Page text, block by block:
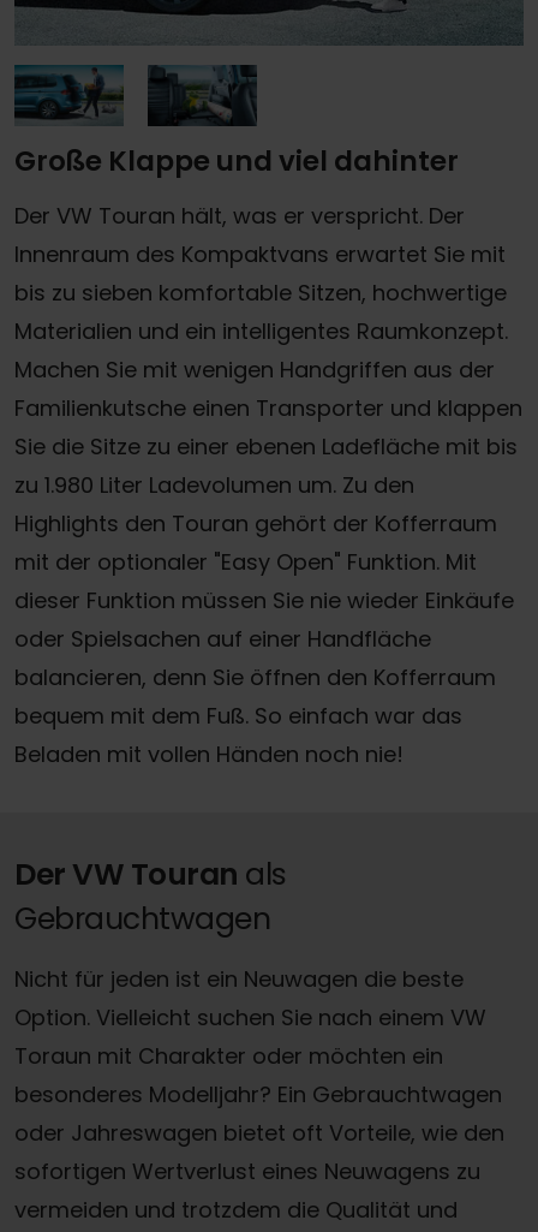
Große Klappe und viel dahinter
Der VW Touran hält, was er verspricht. Der
Innenraum des Kompaktvans erwartet Sie mit
bis zu sieben komfortable Sitzen, hochwertige
Materialien und ein intelligentes Raumkonzept.
Machen Sie mit wenigen Handgriffen aus der
Familienkutsche einen Transporter und klappen
Sie die Sitze zu einer ebenen Ladefläche mit bis
zu 1.980 Liter Ladevolumen um. Zu den
Highlights den Touran gehört der Kofferraum
mit der optionaler "Easy Open" Funktion. Mit
dieser Funktion müssen Sie nie wieder Einkäufe
oder Spielsachen auf einer Handfläche
balancieren, denn Sie öffnen den Kofferraum
bequem mit dem Fuß. So einfach war das
Beladen mit vollen Händen noch nie!
Der VW Touran als
Gebrauchtwagen
Nicht für jeden ist ein Neuwagen die beste
Option. Vielleicht suchen Sie nach einem VW
Toraun mit Charakter oder möchten ein
besonderes Modelljahr? Ein Gebrauchtwagen
oder Jahreswagen bietet oft Vorteile, wie den
sofortigen Wertverlust eines Neuwagens zu
vermeiden und trotzdem die Qualität und